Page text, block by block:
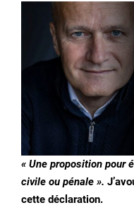
« Une proposition pour
civile ou pénale ».
cette déclaration.